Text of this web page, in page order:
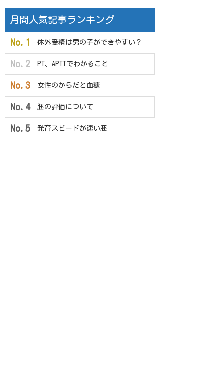
月間人気記事ランキング
体外受精は男の子ができやすい？
PT、APTTでわかること
女性のからだと血糖
胚の評価について
発育スピードが速い胚